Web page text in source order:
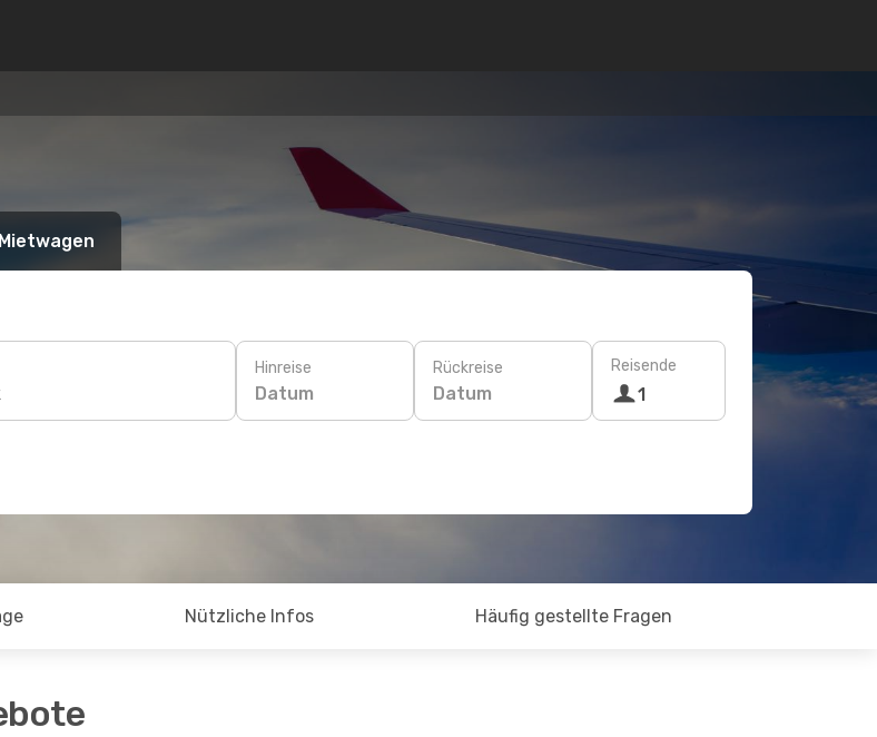
Mietwagen
Hinreise
Datum
Rückreise
Datum
Reisende
1
Nützliche Infos Häufig gestellte Fragen